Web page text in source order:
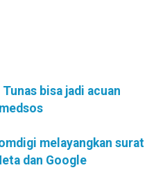
Tunas bisa jadi acuan
melayangkan surat
dan Google